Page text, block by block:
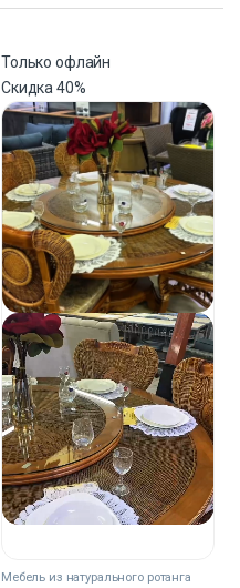
Только офлайн
Скидка40%
Мебель из натурального ротанга